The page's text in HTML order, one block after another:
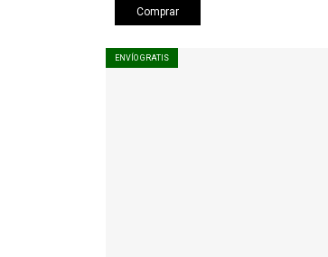
Comprar
ENVÍO GRATIS